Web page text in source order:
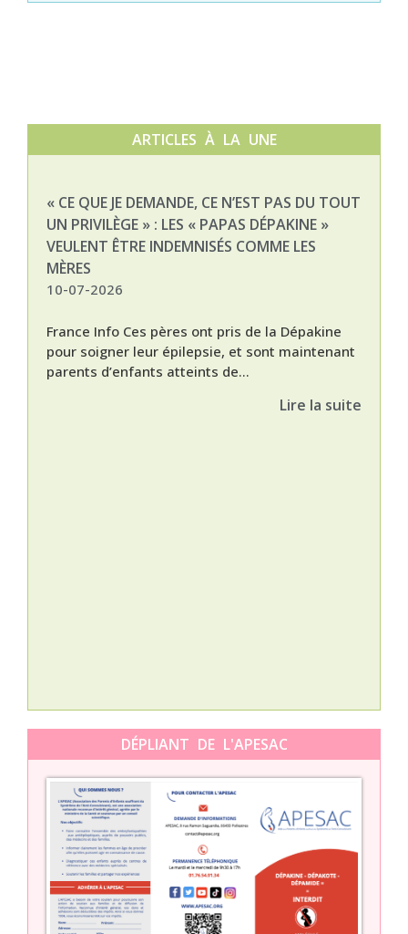
ARTICLES À LA UNE
« CE QUE JE DEMANDE, CE N’EST PAS DU TOUT
UN PRIVILÈGE » : LES « PAPAS DÉPAKINE »
VEULENT ÊTRE INDEMNISÉS COMME LES
MÈRES
10-07-2026
France Info Ces pères ont pris de la Dépakine
pour soigner leur épilepsie, et sont maintenant
parents d’enfants atteints de...
Lire la suite
DÉPLIANT DE L'APESAC